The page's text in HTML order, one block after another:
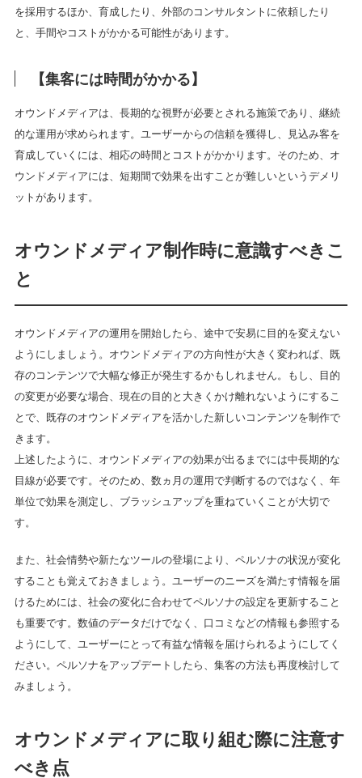
を採用するほか、育成したり、外部のコンサルタントに依頼したり
と、手間やコストがかかる可能性があります。
【集客には時間がかかる】
オウンドメディアは、長期的な視野が必要とされる施策であり、継続
的な運用が求められます。ユーザーからの信頼を獲得し、見込み客を
育成していくには、相応の時間とコストがかかります。そのため、オ
ウンドメディアには、短期間で効果を出すことが難しいというデメリ
ットがあります。
オウンドメディア制作時に意識すべきこ
と
オウンドメディアの運用を開始したら、途中で安易に目的を変えない
ようにしましょう。オウンドメディアの方向性が大きく変われば、既
存のコンテンツで大幅な修正が発生するかもしれません。もし、目的
の変更が必要な場合、現在の目的と大きくかけ離れないようにするこ
とで、既存のオウンドメディアを活かした新しいコンテンツを制作で
きます。
上述したように、オウンドメディアの効果が出るまでには中長期的な
目線が必要です。そのため、数ヵ月の運用で判断するのではなく、年
単位で効果を測定し、ブラッシュアップを重ねていくことが大切で
す。
また、社会情勢や新たなツールの登場により、ペルソナの状況が変化
することも覚えておきましょう。ユーザーのニーズを満たす情報を届
けるためには、社会の変化に合わせてペルソナの設定を更新すること
も重要です。数値のデータだけでなく、口コミなどの情報も参照する
ようにして、ユーザーにとって有益な情報を届けられるようにしてく
ださい。ペルソナをアップデートしたら、集客の方法も再度検討して
みましょう。
オウンドメディアに取り組む際に注意す
べき点